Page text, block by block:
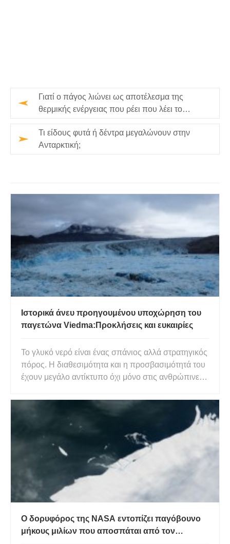
Γιατί ο πάγος λιώνει ως αποτέλεσμα της
θερμικής ενέργειας που ρέει που λέει το
περιβάλλον;
Τι είδους φυτά ή δέντρα μεγαλώνουν στην
Ανταρκτική;
Ιστορικά άνευ προηγουμένου υποχώρηση του
παγετώνα Viedma:Προκλήσεις και ευκαιρίες
Το γλυκό νερό είναι ένας σπάνιος αλλά στρατηγικός
πόρος. Η διαθεσιμότητα και η προσβασιμότητά του
έχουν μεγάλο αντίκτυπο όχι μόνο στις ανθρώπινες
οικονομικής ανάπτυξης, αλλά και σε όλους τους
πράγματι στη νότια Αργεντ
Ο δορυφόρος της NASA εντοπίζει παγόβουνο
μήκους μιλίων που αποσπάται από τον